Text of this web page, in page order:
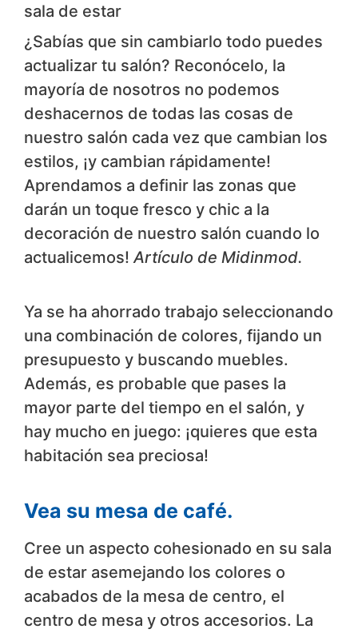
sala de estar
¿Sabías que sin cambiarlo todo puedes
actualizar tu salón? Reconócelo, la
mayoría de nosotros no podemos
deshacernos de todas las cosas de
nuestro salón cada vez que cambian los
estilos, ¡y cambian rápidamente!
Aprendamos a definir las zonas que
darán un toque fresco y chic a la
decoración de nuestro salón cuando lo
actualicemos! Artículo de Midinmod.
Ya se ha ahorrado trabajo seleccionando
una combinación de colores, fijando un
presupuesto y buscando muebles.
Además, es probable que pases la
mayor parte del tiempo en el salón, y
hay mucho en juego: ¡quieres que esta
habitación sea preciosa!
Vea su mesa de café.
Cree un aspecto cohesionado en su sala
de estar asemejando los colores o
acabados de la mesa de centro, el
centro de mesa y otros accesorios. La